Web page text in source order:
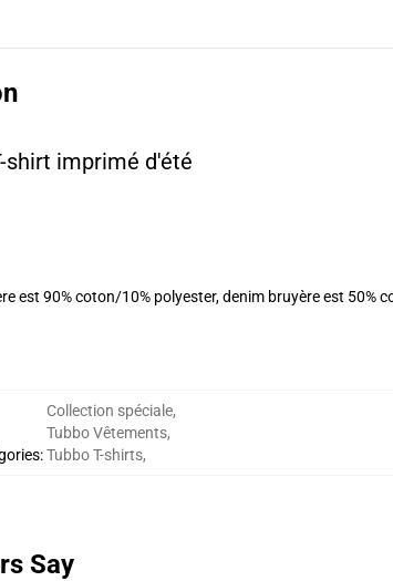
shirt imprimé d'été
est 90% coton/10% polyester, denim bruyère est 50%
:
Collection spéciale,
Tubbo Vêtements,
Tubbo T-shirts,
Say